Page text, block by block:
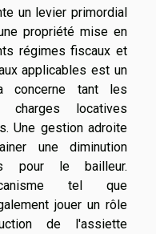
un levier primordial
propriété mise en
régimes fiscaux et
applicables est un
concerne tant les
locatives
Une gestion adroite
une diminution
pour le bailleur.
tel que
jouer un rôle
de l'assiette